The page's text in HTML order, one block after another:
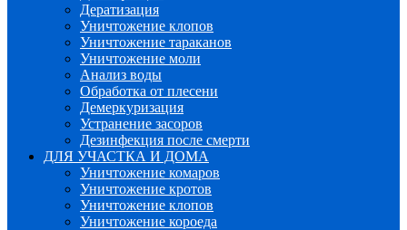
Дератизация
Уничтожение клопов
Уничтожение тараканов
Уничтожение моли
Анализ воды
Обработка от плесени
Демеркуризация
Устранение засоров
Дезинфекция после смерти
ДЛЯ УЧАСТКА И ДОМА
Уничтожение комаров
Уничтожение кротов
Уничтожение клопов
Уничтожение короеда